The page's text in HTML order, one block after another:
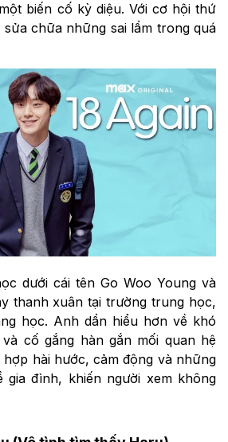
biến cố kỳ diệu. Với cơ hội thứ
sửa chữa những sai lầm trong quá
dưới cái tên Go Woo Young và
thanh xuân tại trường trung học,
học. Anh dần hiểu hơn về khó
cố gắng hàn gắn mối quan hệ
hài hước, cảm động và những
gia đình, khiến người xem không